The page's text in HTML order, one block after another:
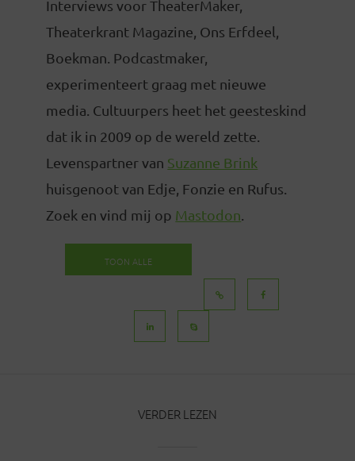
Interviews voor TheaterMaker,
Theaterkrant Magazine, Ons Erfdeel,
Boekman. Podcastmaker,
experimenteert graag met nieuwe
media. Cultuurpers heet het geesteskind
dat ik in 2009 op de wereld zette.
Levenspartner van Suzanne Brink
huisgenoot van Edje, Fonzie en Rufus.
Zoek en vind mij op Mastodon
TOON ALLE
VERDER LEZEN